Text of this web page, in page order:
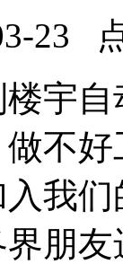
23
自
不
我
朋